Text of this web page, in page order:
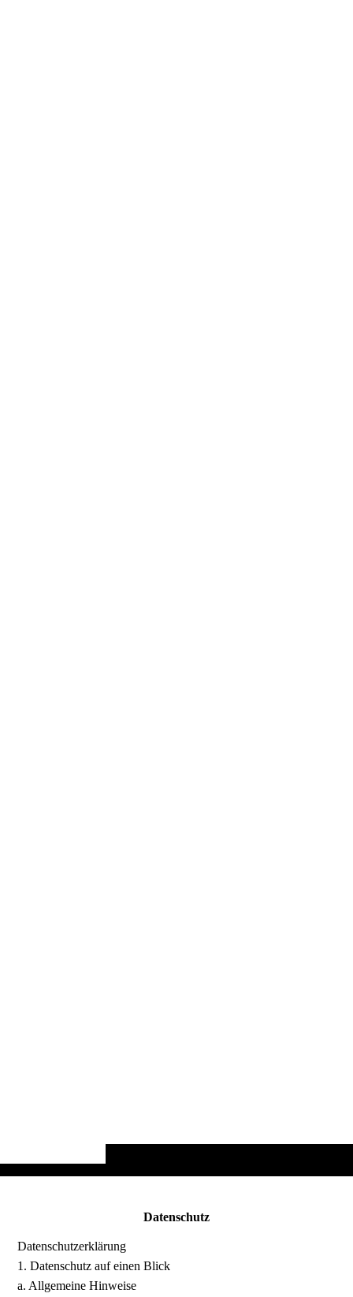
Datenschutz
Datenschutzerklärung
1. Datenschutz auf einen Blick
a. Allgemeine Hinweise